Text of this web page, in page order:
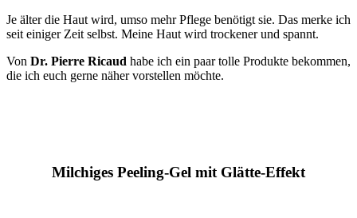
Je älter die Haut wird, umso mehr Pflege benötigt sie. Das merke ich
seit einiger Zeit selbst. Meine Haut wird trockener und spannt.
Von Dr. Pierre Ricaud habe ich ein paar tolle Produkte bekommen,
die ich euch gerne näher vorstellen möchte.
Milchiges Peeling-Gel mit Glätte-Effekt